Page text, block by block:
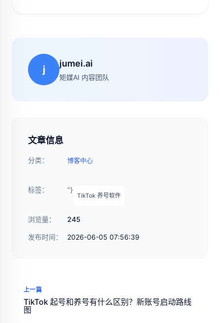
j
jumei.ai
矩媒AI 内容团队
文章信息
分类： 博客中心
标签： "}
TikTok 养号软件
浏览量： 245
发布时间： 2026-06-05 07:56:39
上一篇
TikTok 起号和养号有什么区别？新账号启动路线
图